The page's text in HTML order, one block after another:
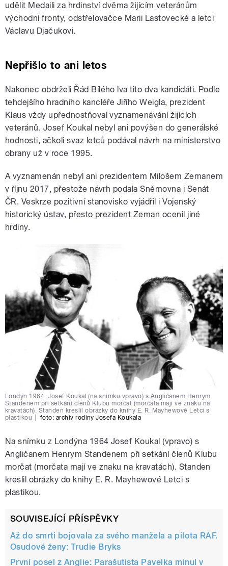
udělit Medaili za hrdinství dvěma žijícím veteránům
východní fronty, odstřelovačce Marii Lastovecké a letci
Václavu Djačukovi.
Nepřišlo to ani letos
Nakonec obdrželi Řád Bílého lva tito dva kandidáti. Podle
tehdejšího hradního kancléře Jiřího Weigla, prezident
Klaus vždy upřednostňoval vyznamenávání žijících
veteránů. Josef Koukal nebyl ani povýšen do generálské
hodnosti, ačkoli svaz letců podával návrh na ministerstvo
obrany už v roce 1995.
A vyznamenán nebyl ani prezidentem Milošem Zemanem
v říjnu 2017, přestože návrh podala Sněmovna i Senát
ČR. Veskrze pozitivní stanovisko vyjádřil i Vojenský
historický ústav, přesto prezident Zeman ocenil jiné
hrdiny.
Londýn 1964. Josef Koukal (na snímku vpravo) s Angličanem Henrym
Standenem při setkání členů Klubu morčat (morčata mají ve znaku na
kravatách). Standen kreslil obrázky do knihy E. R. Mayhewové Letci s
plastikou
foto: archiv rodiny Josefa Koukala
Na snímku z Londýna 1964 Josef Koukal (vpravo) s
Angličanem Henrym Standenem při setkání členů Klubu
morčat (morčata mají ve znaku na kravatách). Standen
kreslil obrázky do knihy E. R. Mayhewové Letci s
plastikou.
SOUVISEJÍCÍ PŘÍSPĚVKY
Až do smrti bojovala za svého manžela a pilota RAF.
Osudové ženy: Trudie Bryks
První posel z Anglie: Parašutista Pavelka minul v